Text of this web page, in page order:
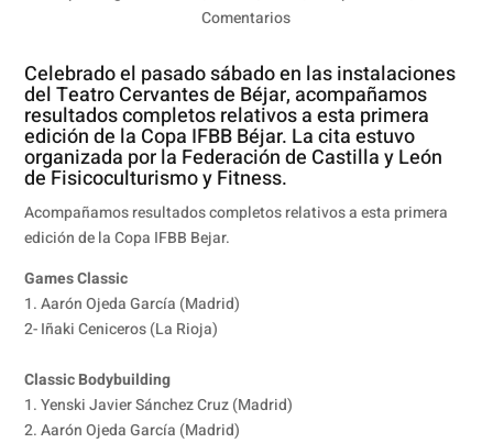
Comentarios
Celebrado el pasado sábado en las instalaciones
del Teatro Cervantes de Béjar, acompañamos
resultados completos relativos a esta primera
edición de la Copa IFBB Béjar. La cita estuvo
organizada por la Federación de Castilla y León
de Fisicoculturismo y Fitness.
Acompañamos resultados completos relativos a esta primera
edición de la Copa IFBB Bejar.
Games Classic
1. Aarón Ojeda García (Madrid)
2- Iñaki Ceniceros (La Rioja)
Classic Bodybuilding
1. Yenski Javier Sánchez Cruz (Madrid)
2. Aarón Ojeda García (Madrid)